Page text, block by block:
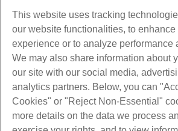
This website uses tracking
our website functionalities, to enhance
experience or to analyze performance
We may also share information about
our site with our social media,
analytics partners. Below, you can
Cookies" or "Reject Non-Essential"
more details on the data we process